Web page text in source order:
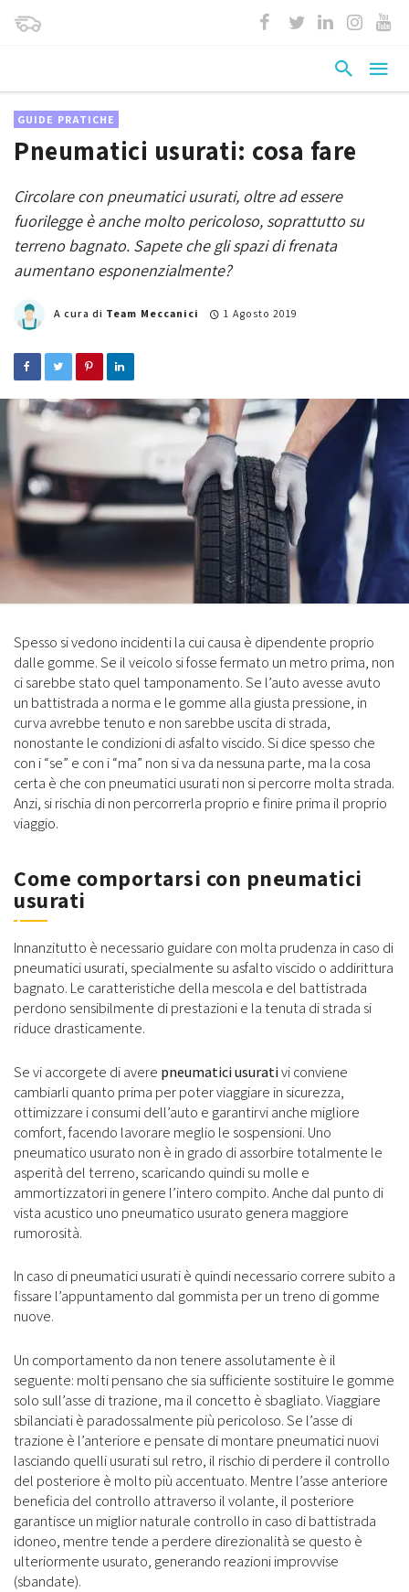
GUIDE PRATICHE
Pneumatici usurati: cosa fare
Circolare con pneumatici usurati, oltre ad essere
fuorilegge è anche molto pericoloso, soprattutto su
terreno bagnato. Sapete che gli spazi di frenata
aumentano esponenzialmente?
A cura di Team Meccanici 1 Agosto 2019
Spesso si vedono incidenti la cui causa è dipendente proprio
dalle gomme. Se il veicolo si fosse fermato un metro prima, non
ci sarebbe stato quel tamponamento. Se l’auto avesse avuto
un battistrada a norma e le gomme alla giusta pressione, in
curva avrebbe tenuto e non sarebbe uscita di strada,
nonostante le condizioni di asfalto viscido. Si dice spesso che
con i “se” e con i “ma” non si va da nessuna parte, ma la cosa
certa è che con pneumatici usurati non si percorre molta strada.
Anzi, si rischia di non percorrerla proprio e finire prima il proprio
viaggio.
Come comportarsi con pneumatici
usurati
Innanzitutto è necessario guidare con molta prudenza in caso di
pneumatici usurati, specialmente su asfalto viscido o addirittura
bagnato. Le caratteristiche della mescola e del battistrada
perdono sensibilmente di prestazioni e la tenuta di strada si
riduce drasticamente.
Se vi accorgete di avere pneumatici usurativi conviene
cambiarli quanto prima per poter viaggiare in sicurezza,
ottimizzare i consumi dell’auto e garantirvi anche migliore
comfort, facendo lavorare meglio le sospensioni. Uno
pneumatico usurato non è in grado di assorbire totalmente le
asperità del terreno, scaricando quindi su molle e
ammortizzatori in genere l’intero compito. Anche dal punto di
vista acustico uno pneumatico usurato genera maggiore
rumorosità.
In caso di pneumatici usurati è quindi necessario correre subito a
fissare l’appuntamento dal gommista per un treno di gomme
nuove.
Un comportamento da non tenere assolutamente è il
seguente: molti pensano che sia sufficiente sostituire le gomme
solo sull’asse di trazione, ma il concetto è sbagliato. Viaggiare
sbilanciati è paradossalmente più pericoloso. Se l’asse di
trazione è l’anteriore e pensate di montare pneumatici nuovi
lasciando quelli usurati sul retro, il rischio di perdere il controllo
del posteriore è molto più accentuato. Mentre l’asse anteriore
beneficia del controllo attraverso il volante, il posteriore
garantisce un miglior naturale controllo in caso di battistrada
idoneo, mentre tende a perdere direzionalità se questo è
ulteriormente usurato, generando reazioni improvvise
(sbandate).